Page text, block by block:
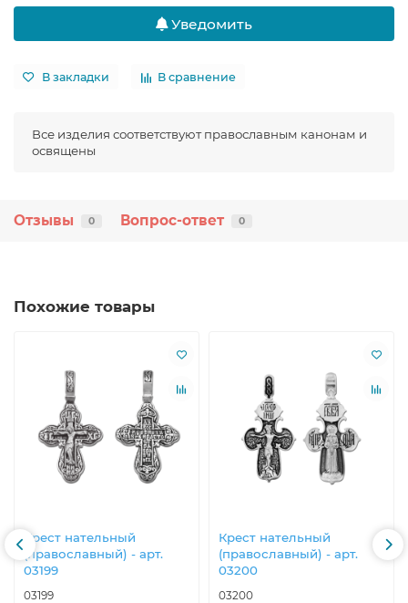
Уведомить
В закладки В сравнение
Все изделия соответствуют православным канонам и
освящены
Отзывы 0 Вопрос-ответ 0
Похожие товары
Крест нательный
(православный) - арт.
03199
03199
Крест нательный
(православный) - арт.
03200
03200